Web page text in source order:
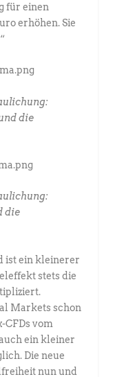
für einen
erhöhen. Sie
die
die
ist ein kleinerer
stets die
Markets schon
vom
ein kleiner
Die neue
nun und